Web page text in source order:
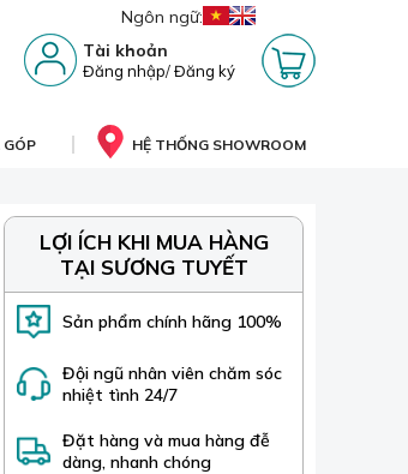
Ngôn ngữ:
Tài khoản
Đăng nhập/Đăng ký
HỆ THỐNG SHOWROOM
LỢI ÍCH KHI MUA HÀNG
TẠI SƯƠNG TUYẾT
Sản phẩm chính hãng 100%
Đội ngũ nhân viên chăm sóc
nhiệt tình 24/7
Đặt hàng và mua hàng đễ
dàng, nhanh chóng